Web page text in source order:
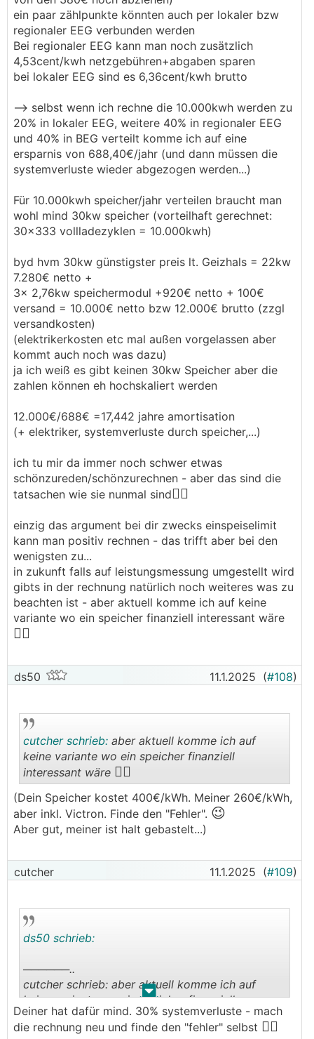
ein paar zählpunkte könnten auch per lokaler bzw
regionaler EEG verbunden werden
Bei regionaler EEG kann man noch zusätzlich
4,53cent/kwh netzgebühren+abgaben sparen
bei lokaler EEG sind es 6,36cent/kwh brutto
--> selbst wenn ich rechne die 10.000kwh werden zu
20% in lokaler EEG, weitere 40% in regionaler EEG
und 40% in BEG verteilt komme ich auf eine
ersparnis von 688,40€/jahr (und dann müssen die
systemverluste wieder abgezogen werden...)
Für 10.000kwh speicher/jahr verteilen braucht man
wohl mind 30kw speicher (vorteilhaft gerechnet:
30x333 vollladezyklen = 10.000kwh)
byd hvm 30kw günstigster preis lt. Geizhals = 22kw
7.280€ netto +
3x 2,76kw speichermodul +920€ netto + 100€
versand = 10.000€ netto bzw 12.000€ brutto (zzgl
versandkosten)
(elektrikerkosten etc mal außen vorgelassen aber
kommt auch noch was dazu)
ja ich weiß es gibt keinen 30kw Speicher aber die
zahlen können eh hochskaliert werden
12.000€/688€ =17,442 jahre amortisation
(+ elektriker, systemverluste durch speicher,...)
ich tu mir da immer noch schwer etwas
schönzureden/schönzurechnen - aber das sind die
tatsachen wie sie nunmal sind🤷‍♀️
einzig das argument bei dir zwecks einspeiselimit
kann man positiv rechnen - das trifft aber bei den
wenigsten zu...
in zukunft falls auf leistungsmessung umgestellt wird
gibts in der rechnung natürlich noch weiteres was zu
beachten ist - aber aktuell komme ich auf keine
variante wo ein speicher finanziell interessant wäre
🤷‍♀️
ds50 11.1.2025 (#108)
..
cutcher schrieb: aber aktuell komme ich auf
keine variante wo ein speicher finanziell
interessant wäre 🤷‍♀️
(Dein Speicher kostet 400€/kWh. Meiner 260€/kWh,
aber inkl. Victron. Finde den "Fehler". 😉
Aber gut, meiner ist halt gebastelt...)
cutcher 11.1.2025 (#109)
. .
ds50 schrieb:
──────..
cutcher schrieb: aber aktuell komme ich auf
keine variante wo ein speicher finanziell
interessant wäre🤷‍♀️
───────────────
Deiner hat dafür mind. 30% systemverluste - mach
die rechnung neu und finde den "fehler" selbst 🤷‍♀️